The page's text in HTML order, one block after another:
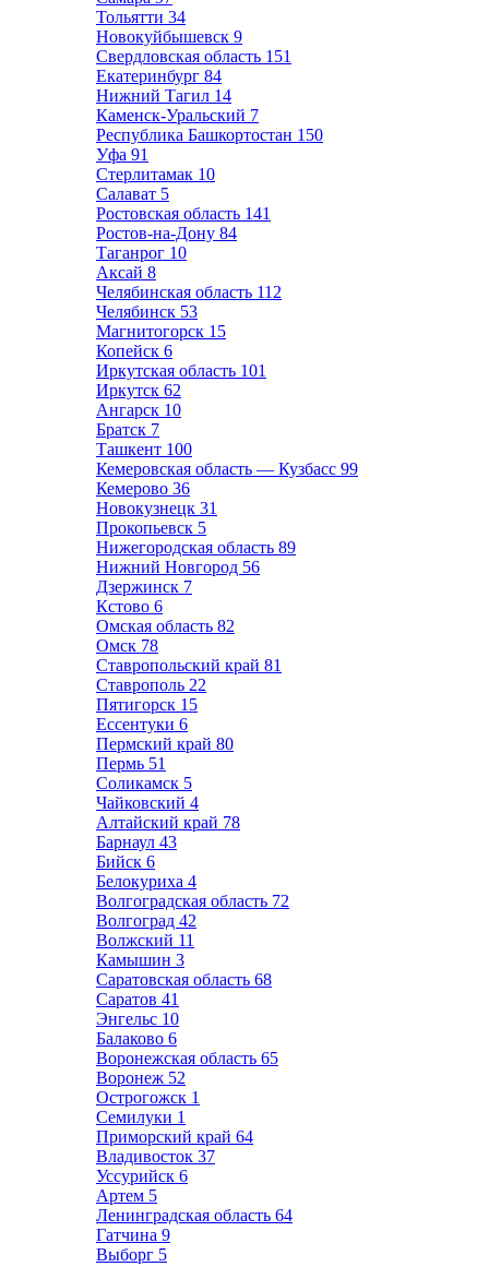
Тольятти 34
Новокуйбышевск 9
Свердловская область 151
Екатеринбург 84
Нижний Тагил 14
Каменск-Уральский 7
Республика Башкортостан 150
Уфа 91
Стерлитамак 10
Салават 5
Ростовская область 141
Ростов-на-Дону 84
Таганрог 10
Аксай 8
Челябинская область 112
Челябинск 53
Магнитогорск 15
Копейск 6
Иркутская область 101
Иркутск 62
Ангарск 10
Братск 7
Ташкент 100
Кемеровская область — Кузбасс 99
Кемерово 36
Новокузнецк 31
Прокопьевск 5
Нижегородская область 89
Нижний Новгород 56
Дзержинск 7
Кстово 6
Омская область 82
Омск 78
Ставропольский край 81
Ставрополь 22
Пятигорск 15
Ессентуки 6
Пермский край 80
Пермь 51
Соликамск 5
Чайковский 4
Алтайский край 78
Барнаул 43
Бийск 6
Белокуриха 4
Волгоградская область 72
Волгоград 42
Волжский 11
Камышин 3
Саратовская область 68
Саратов 41
Энгельс 10
Балаково 6
Воронежская область 65
Воронеж 52
Острогожск 1
Семилуки 1
Приморский край 64
Владивосток 37
Уссурийск 6
Артем 5
Ленинградская область 64
Гатчина 9
Выборг 5